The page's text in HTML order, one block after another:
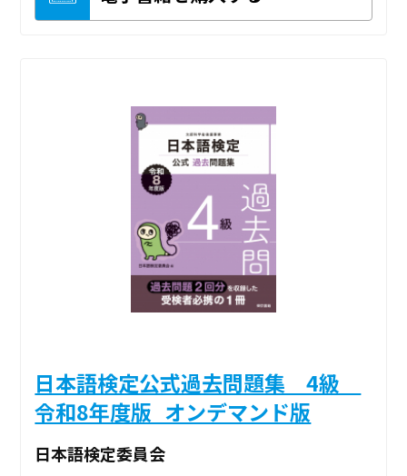
日本語検定公式過去問題集 4級
令和8年度版_オンデマンド版
日本語検定委員会